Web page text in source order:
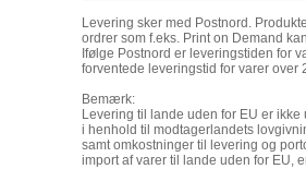
Levering sker med Postnord.
ordrer som f.eks. Print on Demand
Ifølge Postnord er leveringstiden for
forventede leveringstid for varer
Bemærk:
Levering til lande uden for EU er
i henhold til modtagerlandets
samt omkostninger til levering og
import af varer til lande uden for EU,